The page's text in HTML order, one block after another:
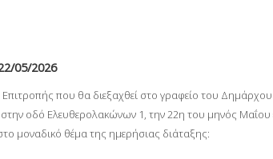
05/2026
που θα διεξαχθεί στο γραφείο του
οδό Ελευθερολακώνων 1, την 22η του μηνός Μαΐου
μοναδικό θέμα της ημερήσιας διάταξης: